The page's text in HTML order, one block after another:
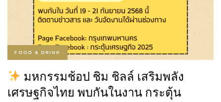
FOOD & DRINK
มหกรรมช้อป ชิม ชิลล์ เสริมพลัง
เศรษฐกิจไทย พบกันในงาน กระตุ้น